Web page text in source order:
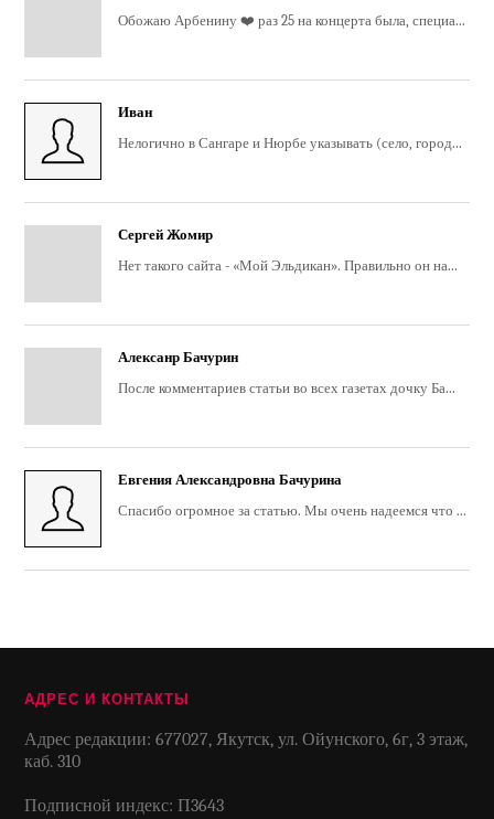
Обожаю Арбенину ❤️ раз 25 на концерта была, специа...
Иван
Нелогично в Сангаре и Нюрбе указывать (село, город...
Сергей Жомир
Нет такого сайта - «Мой Эльдикан». Правильно он на...
Алексанр Бачурин
После комментариев статьи во всех газетах дочку Ба...
Евгения Александровна Бачурина
Спасибо огромное за статью. Мы очень надеемся что ...
АДРЕС И КОНТАКТЫ
Адрес редакции: 677027, Якутск, ул. Ойунского, 6г, 3 этаж,
каб. 310
Подписной индекс: П3643